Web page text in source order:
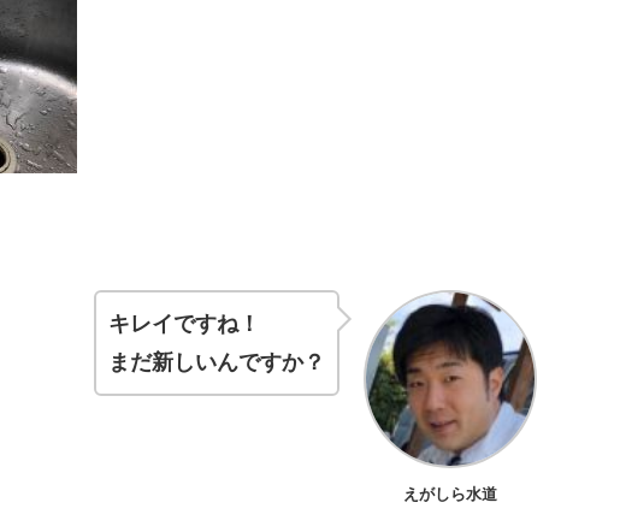
えがしら水道
キレイですね！
まだ新しいんですか？